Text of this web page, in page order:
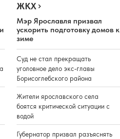
ЖКХ
Мэр Ярославля призвал
ускорить подготовку домов к
зиме
Суд не стал прекращать
уголовное дело экс-главы
Борисоглебского района
Жители ярославского села
боятся критической ситуации с
водой
Губернатор призвал разъяснять